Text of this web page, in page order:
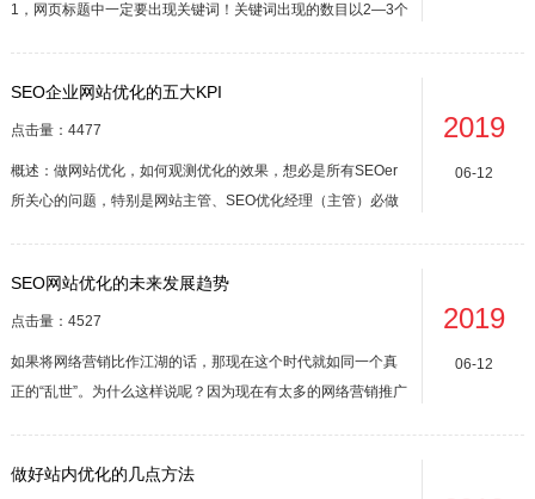
1，网页标题中一定要出现关键词！关键词出现的数目以2—3个
标签中出现关键词，密度以3—5个为宜。例：美女图片,丝袜美
女,美女图库...
SEO企业网站优化的五大KPI
点击量：4477
概述：做网站优化，如何观测优化的效果，想必是所有SEOer
所关心的问题，特别是网站主管、SEO优化经理（主管）必做
的数据作为有效的参考；有些数据是我们可以实际统计，每天
都能获得的真实有效数据...
2019
06-12
SEO网站优化的未来发展趋势
点击量：4527
如果将网络营销比作江湖的话，那现在这个时代就如同一个真
正的“乱世”。为什么这样说呢？因为现在有太多的网络营销推广
搜索引擎竞价和SEO网站优化为主。这些方法各有优劣，选择
2019
06-12
做好站内优化的几点方法